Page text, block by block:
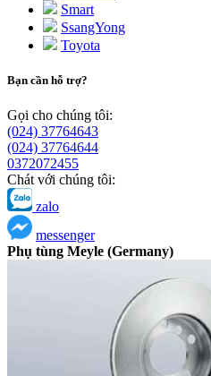
Smart
SsangYong
Toyota
Bạn cần hỗ trợ?
Gọi cho chúng tôi:
(024) 37764643
(024) 37764644
0372072455
Chát với chúng tôi:
zalo
messenger
Phụ tùng Meyle (Germany)